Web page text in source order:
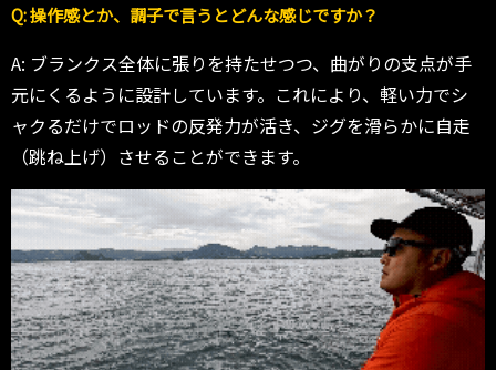
Q: 操作感とか、調子で言うとどんな感じですか？
A: ブランクス全体に張りを持たせつつ、曲がりの支点が手
元にくるように設計しています。これにより、軽い力でシ
ャクるだけでロッドの反発力が活き、ジグを滑らかに自走
（跳ね上げ）させることができます。